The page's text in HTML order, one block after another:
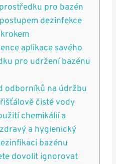
pro bazén
dezinfekce
aplikace savého
pro udržení bazénu
odborníků na údržbu
čisté vody
chemikálií a
a hygienický
bazénu
dovolit ignorovat